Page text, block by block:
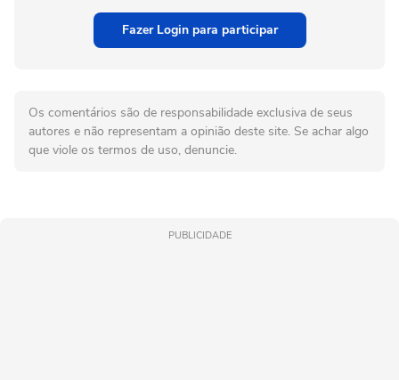
Fazer Login para participar
Os comentários são de responsabilidade exclusiva de seus
autores e não representam a opinião deste site. Se achar algo
que viole os termos de uso, denuncie.
PUBLICIDADE